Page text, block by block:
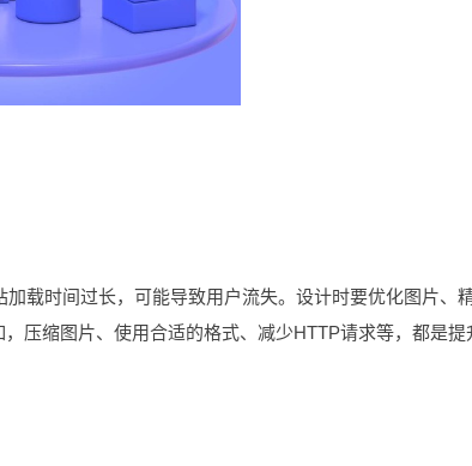
时间过长，可能导致用户流失。设计时要优化图片、
压缩图片、使用合适的格式、减少HTTP请求等，都是提